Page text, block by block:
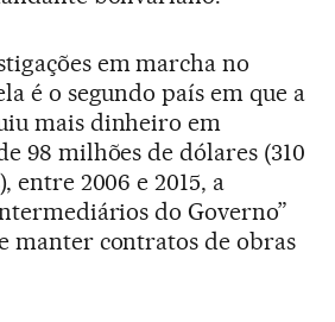
em marcha no
é o segundo país em que a
mais dinheiro em
98 milhões de dólares (310
entre 2006 e 2015, a
do Governo”
manter contratos de obras